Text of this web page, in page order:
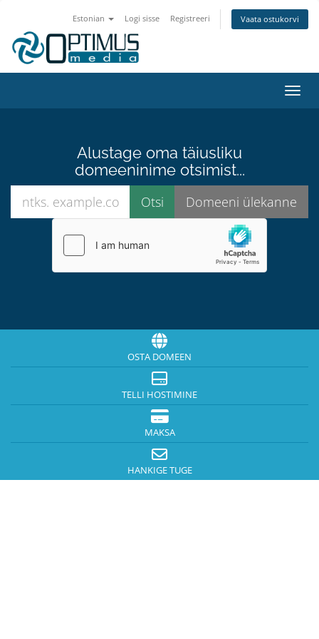
Estonian Logi sisse Registreeri Vaata ostukorvi
Alustage oma täiusliku
domeeninime otsimist...
OSTA DOMEEN
TELLI HOSTIMINE
MAKSA
HANKIGE TUGE